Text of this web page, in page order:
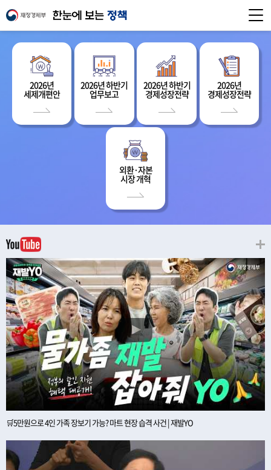
2026년
세제개편안
2026년 하반기
업무보고
2026년 하반기
경제성장전략
2026년
경제성장전략
외환·자본
시장 개혁
🛒5만원으로 4인 가족 장보기 가능? 마트 현장 습격 사건 | 재발YO